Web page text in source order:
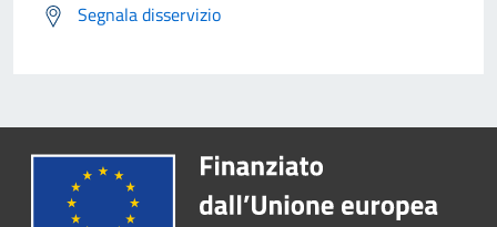
Segnala disservizio